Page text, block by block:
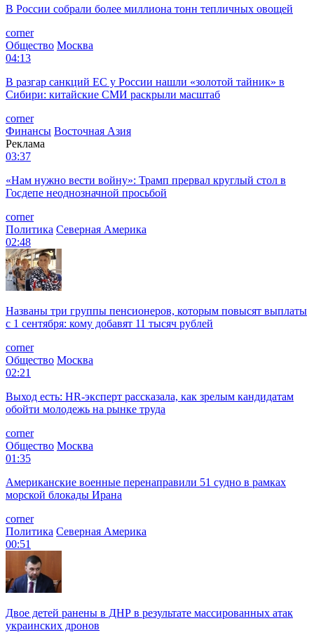
В России собрали более миллиона тонн тепличных овощей
corner
Общество Москва
04:13
В разгар санкций ЕС у России нашли «золотой тайник» в
Сибири: китайские СМИ раскрыли масштаб
corner
Финансы Восточная Азия
Реклама
03:37
«Нам нужно вести войну»: Трамп прервал круглый стол в
Госдепе неоднозначной просьбой
corner
Политика Северная Америка
02:48
Названы три группы пенсионеров, которым повысят выплаты
с 1 сентября: кому добавят 11 тысяч рублей
corner
Общество Москва
02:21
Выход есть: HR-эксперт рассказала, как зрелым кандидатам
обойти молодежь на рынке труда
corner
Общество Москва
01:35
Американские военные перенаправили 51 судно в рамках
морской блокады Ирана
corner
Политика Северная Америка
00:51
Двое детей ранены в ДНР в результате массированных атак
украинских дронов